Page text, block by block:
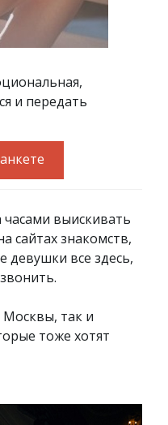
и передать
выискивать
сайтах знакомств,
девушки все здесь,
так и
тоже хотят